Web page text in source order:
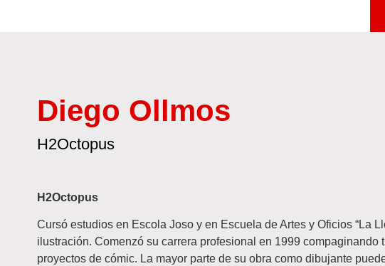
Diego Ollmos
H2Octopus
H2Octopus
Cursó estudios en Escola Joso y en Escuela de Artes y Oficios “La
ilustración. Comenzó su carrera profesional en 1999
proyectos de cómic. La mayor parte de su obra como dibujante